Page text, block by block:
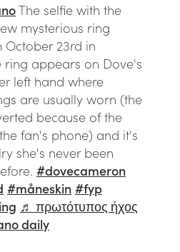
The selfie with the
mysterious ring
23rd in
ring appears on Dove's
left hand where
are usually worn (the
because of the
fan's phone) and it's
she's never been
#dovecameron
#måneskin #fyp
♬ πρωτότυπος ήχος
daily